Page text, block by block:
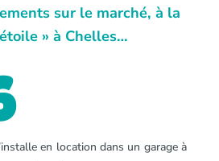
sur le marché, à la
» à Chelles…
en location dans un garage à